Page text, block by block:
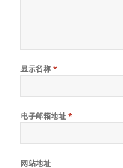
显示名称 *
电子邮箱地址 *
网站地址